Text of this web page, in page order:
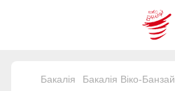
Бакалія Бакалія Віко-Банзай